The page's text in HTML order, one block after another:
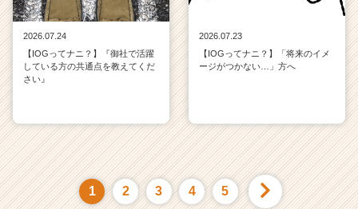
2026.07.24
【IOGってナニ？】『御社で活躍
している方の共通点を教えてくだ
さい』
2026.07.23
【IOGってナニ？】「将来のイメ
ージがつかない…」方へ
1 2 3 4 5